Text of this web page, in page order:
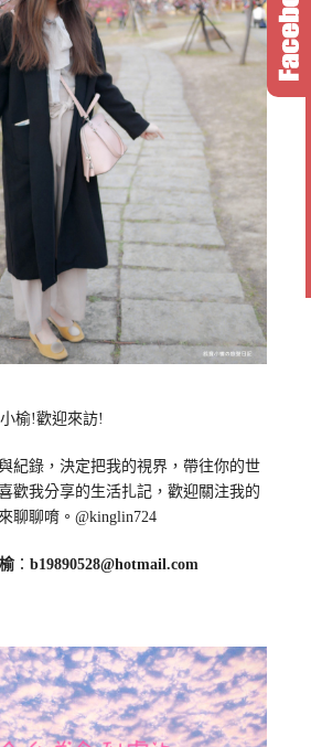
榆!歡迎來訪!
紀錄，決定把我的視界，帶往你的世
歡我分享的生活扎記，歡迎關注我的
聊聊唷。@kinglin724
： b19890528@hotmail.com